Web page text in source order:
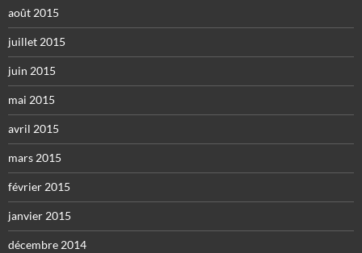
août 2015
juillet 2015
juin 2015
mai 2015
avril 2015
mars 2015
février 2015
janvier 2015
décembre 2014